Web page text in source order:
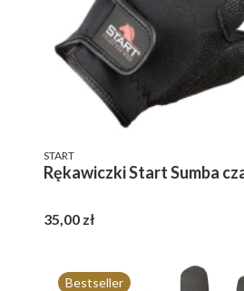
PRODUCENT
START
Rękawiczki Start Sumba
Cena
35,00 zł
Bestseller